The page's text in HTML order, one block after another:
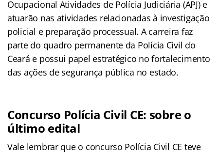
Ocupacional Atividades de Polícia Judiciária (APJ) e
atuarão nas atividades relacionadas à investigação
policial e preparação processual. A carreira faz
parte do quadro permanente da Polícia Civil do
Ceará e possui papel estratégico no fortalecimento
das ações de segurança pública no estado.
Concurso Polícia Civil CE: sobre o
último edital
Vale lembrar que o concurso Polícia Civil CE teve